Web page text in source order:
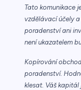
Tato komunikace
vzdělávací účely
poradenství ani
není ukazatelem
Kopírování
poradenství.
klesat. Váš kapitál